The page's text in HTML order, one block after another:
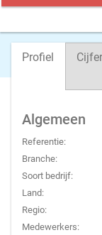
Profiel
Algemeen
Referentie:
Branche:
Soort bedrijf:
Land:
Regio:
Medewerkers: